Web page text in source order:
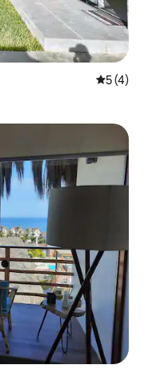
औसत रेटिंग
5 (4)